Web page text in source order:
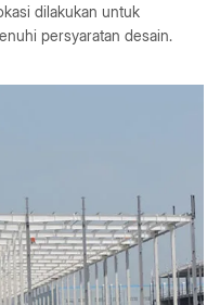
dilakukan untuk
persyaratan desain.